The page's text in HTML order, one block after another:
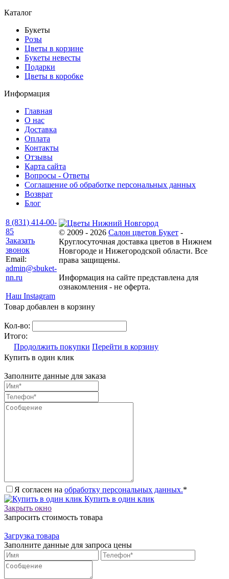
Каталог
Букеты
Розы
Цветы в корзине
Букеты невесты
Подарки
Цветы в коробке
Информация
Главная
О нас
Доставка
Оплата
Контакты
Отзывы
Карта сайта
Вопросы - Ответы
Соглашение об обработке персональных данных
Возврат
Блог
8 (831) 414-00-
85
Заказать
звонок
Email:
admin@sbuket-
nn.ru
Наш Instagram
© 2009 - 2026 Салон цветов Букет -
Круглосуточная доставка цветов в Нижнем
Новгороде и Нижегородской области. Все
права защищены.
Информация на сайте представлена для
ознакомления - не оферта.
Товар добавлен в корзину
Кол-во:
Итого:
Продолжить покупки Перейти в корзину
Купить в один клик
Заполните данные для заказа
Я согласен на обработку персональных данных.*
Купить в один клик
Закрыть окно
Запросить стоимость товара
Загрузка товара
Заполните данные для запроса цены